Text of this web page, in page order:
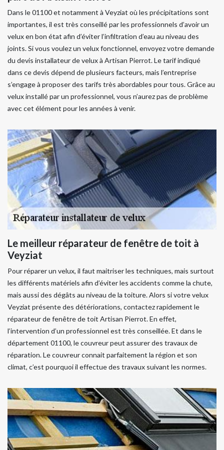
Dans le 01100 et notamment à Veyziat où les précipitations sont
importantes, il est très conseillé par les professionnels d’avoir un
velux en bon état afin d’éviter l’infiltration d’eau au niveau des
joints. Si vous voulez un velux fonctionnel, envoyez votre demande
du devis installateur de velux à Artisan Pierrot. Le tarif indiqué
dans ce devis dépend de plusieurs facteurs, mais l’entreprise
s’engage à proposer des tarifs très abordables pour tous. Grâce au
velux installé par un professionnel, vous n’aurez pas de problème
avec cet élément pour les années à venir.
Le meilleur réparateur de fenêtre de toit à
Veyziat
Pour réparer un velux, il faut maitriser les techniques, mais surtout
les différents matériels afin d’éviter les accidents comme la chute,
mais aussi des dégâts au niveau de la toiture. Alors si votre velux
Veyziat présente des détériorations, contactez rapidement le
réparateur de fenêtre de toit Artisan Pierrot. En effet,
l’intervention d’un professionnel est très conseillée. Et dans le
département 01100, le couvreur peut assurer des travaux de
réparation. Le couvreur connait parfaitement la région et son
climat, c’est pourquoi il effectue des travaux suivant les normes.